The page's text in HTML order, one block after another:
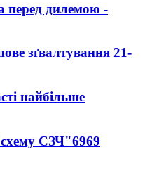
перед дилемою -
зґвалтування 21-
найбільше
СЗЧ"6969